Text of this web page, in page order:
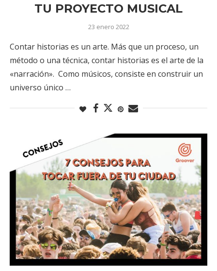
TU PROYECTO MUSICAL
23 enero 2022
Contar historias es un arte. Más que un proceso, un
método o una técnica, contar historias es el arte de la
«narración». Como músicos, consiste en construir un
universo único …